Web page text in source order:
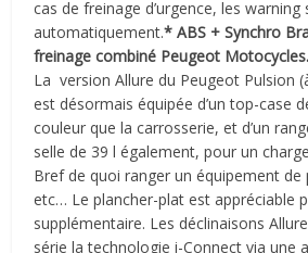
cas de freinage d’urgence, les warning
automatiquement.* ABS + Synchro
freinage combiné Peugeot Motocycles.
La version Allure du Peugeot Pulsion
est désormais équipée d’un top-case
couleur que la carrosserie, et d’un
selle de 39 l également, pour un
Bref de quoi ranger un équipement de
etc… Le plancher-plat est appréciable
supplémentaire. Les déclinaisons
série la technologie i-Connect via une